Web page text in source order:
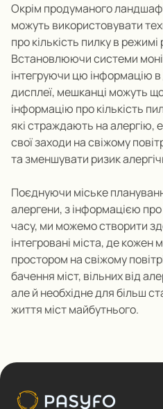
Окрім продуманого
можуть використовувати
про кількість пилку в
Встановлюючи системи
інтегруючи цю інформацію
дисплеї, мешканці можуть
інформацію про кількість
які страждають на алергію,
свої заходи на свіжому
та зменшувати ризик
Поєднуючи міське
алергени, з інформацією
часу, ми можемо створити
інтегровані міста, де
простором на свіжому
бачення міст, вільних від
але й необхідне для більш
життя містмайбутнього.